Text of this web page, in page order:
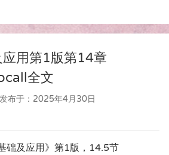
用第1版第14章
全文
发布于：2025年4月30日
础及应用》第1版，14.5节